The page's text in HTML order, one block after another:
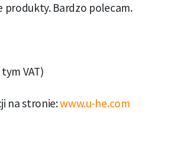
produkty. Bardzo polecam.
VAT)
na stronie:www.u-he.com